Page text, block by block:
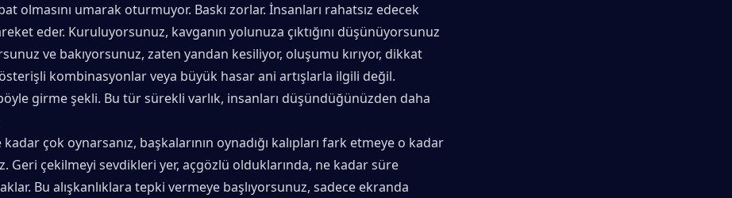
olmasını umarak oturmuyor. Baskı zorlar. İnsanları rahatsız edecek
eder. Kuruluyorsunuz, kavganın yolunuza çıktığını düşünüyorsunuz
ve bakıyorsunuz, zaten yandan kesiliyor, oluşumu kırıyor, dikkat
kombinasyonlar veya büyük hasar ani artışlarla ilgili değil.
girme şekli. Bu tür sürekli varlık, insanları düşündüğünüzden daha
çok oynarsanız, başkalarının oynadığı kalıpları fark etmeye o kadar
Geri çekilmeyi sevdikleri yer, açgözlü olduklarında, ne kadar süre
Bu alışkanlıklara tepki vermeye başlıyorsunuz, sadece ekranda